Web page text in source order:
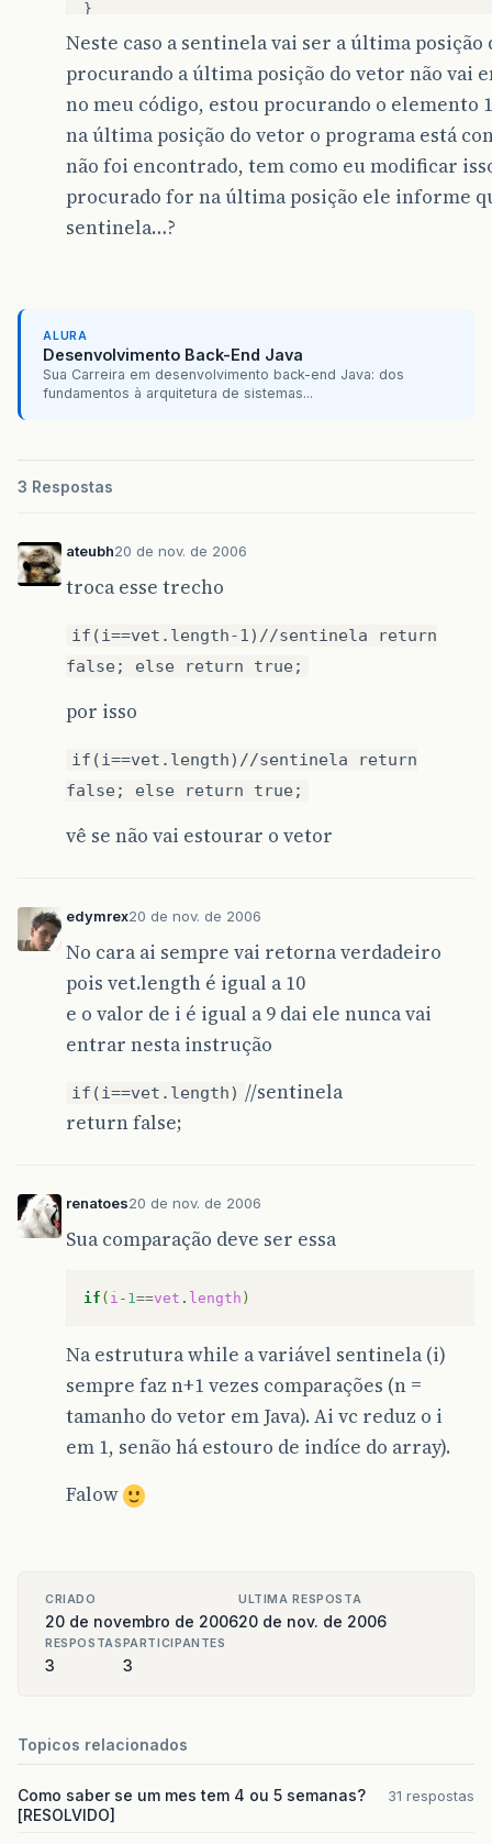
}
Neste caso a sentinela vai ser a última
procurando a última posição do vetor não vai
no meu código, estou procurando o elemento
na última posição do vetor o programa está
não foi encontrado, tem como eu modificar
procurado for na última posição ele informe
sentinela…?
ALURA
Desenvolvimento Back-End Java
Sua Carreira em desenvolvimento back-end Java: dos
fundamentos à arquitetura de sistemas...
3 Respostas
ateubh20 de nov. de 2006
troca esse trecho
if(i==vet.length-1)//sentinela return
false; else return true;
por isso
if(i==vet.length)//sentinela return
false; else return true;
vê se não vai estourar o vetor
edymrex20 de nov. de 2006
No cara ai sempre vai retorna verdadeiro
pois vet.length é igual a 10
e o valor de i é igual a 9 dai ele nunca vai
entrar nesta instrução
if(i==vet.length) //sentinela
return false;
renatoes20 de nov. de 2006
Sua comparação deve ser essa
if ( i - 1==vet . length )
Na estrutura while a variável sentinela (i)
sempre faz n+1 vezes comparações (n =
tamanho do vetor em Java). Ai vc reduz o i
em 1, senão há estouro de indíce do array).
Falow
CRIADO
20 de novembro de 2006
ULTIMA RESPOSTA
20 de nov. de 2006
RESPOSTAS
3
PARTICIPANTES
3
Topicos relacionados
Como saber se um mes tem 4 ou 5 semanas?
[RESOLVIDO]
31 respostas